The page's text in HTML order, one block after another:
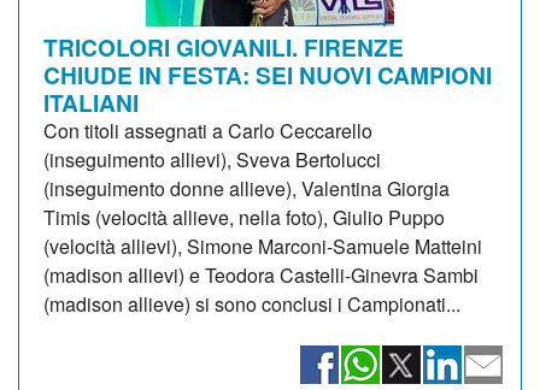
TRICOLORI GIOVANILI. FIRENZE
CHIUDE IN FESTA: SEI NUOVI CAMPIONI
ITALIANI
Con titoli assegnati a Carlo Ceccarello
(inseguimento allievi), Sveva Bertolucci
(inseguimento donne allieve), Valentina Giorgia
Timis (velocità allieve, nella foto), Giulio Puppo
(velocità allievi), Simone Marconi-Samuele Matteini
(madison allievi) e Teodora Castelli-Ginevra Sambi
(madison allieve) si sono conclusi i Campionati...